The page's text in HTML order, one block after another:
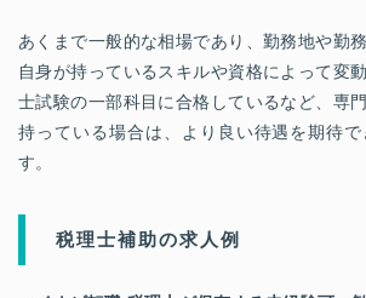
あくまで一般的な相場であり、勤務地や勤
自身が持っているスキルや資格によって変
士試験の一部科目に合格しているなど、専
持っている場合は、より良い待遇を期待
す。
税理士補助の求人例